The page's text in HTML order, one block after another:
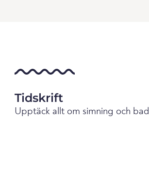
Tidskrift
Upptäck allt om simning och bad